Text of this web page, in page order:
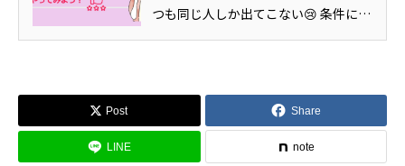
活・結婚相談所 アクア・マースト 代
表）レポ...
つも同じ人しか出てこない😢 条件に合
う人は全員申込済み…（もう申込する
らない…」そんな悩みは、これを見て
解決！カウンセラー：市原圭子（婚
活・結婚相談所 アクア・マースト 代
Post Share
LINE note